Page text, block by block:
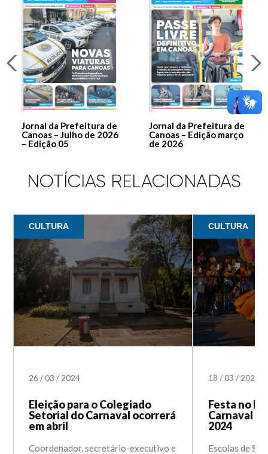
Jornal da Prefeitura de
Canoas – Julho de 2026
– Edição 05
Jornal da Prefeitura de
Canoas – Edição março
de 2026
NOTÍCIAS RELACIONADAS
CULTURA
26/03/ 2024
Eleição para o Colegiado
Setorial do Carnaval ocorrerá
em abril
Coordenador, secretário-executivo e
CULTURA
18/03/ 2024
Festa no
Carnaval
2024
Escolas de